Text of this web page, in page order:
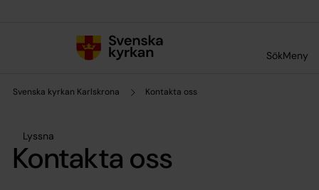
SökMeny
Svenska kyrkan Karlskrona Kontakta oss
Lyssna
Kontakta oss